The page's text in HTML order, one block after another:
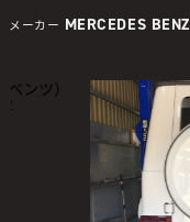
メーカー MERCEDES BENZ